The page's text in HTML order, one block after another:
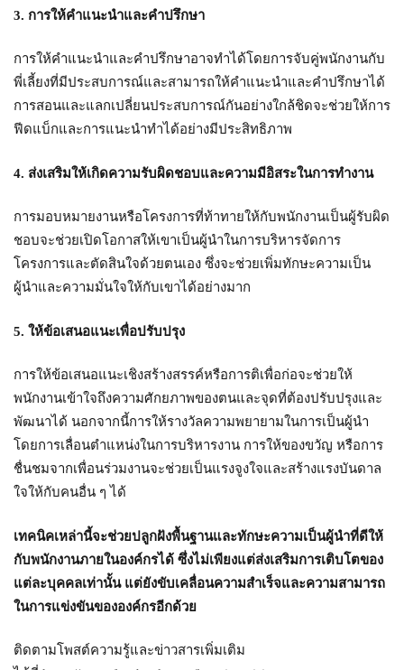
3. การให้คำแนะนำและคำปรึกษา
การให้คำแนะนำและคำปรึกษาอาจทำได้โดยการจับคู่พนักงานกับ
พี่เลี้ยงที่มีประสบการณ์และสามารถให้คำแนะนำและคำปรึกษาได้
การสอนและแลกเปลี่ยนประสบการณ์กันอย่างใกล้ชิดจะช่วยให้การ
ฟีดแบ็กและการแนะนำทำได้อย่างมีประสิทธิภาพ
4. ส่งเสริมให้เกิดความรับผิดชอบและความมีอิสระในการทำงาน
การมอบหมายงานหรือโครงการที่ท้าทายให้กับพนักงานเป็นผู้รับผิด
ชอบจะช่วยเปิดโอกาสให้เขาเป็นผู้นำในการบริหารจัดการ
โครงการและตัดสินใจด้วยตนเอง ซึ่งจะช่วยเพิ่มทักษะความเป็น
ผู้นำและความมั่นใจให้กับเขาได้อย่างมาก
5. ให้ข้อเสนอแนะเพื่อปรับปรุง
การให้ข้อเสนอแนะเชิงสร้างสรรค์หรือการติเพื่อก่อจะช่วยให้
พนักงานเข้าใจถึงความศักยภาพของตนและจุดที่ต้องปรับปรุงและ
พัฒนาได้ นอกจากนี้การให้รางวัลความพยายามในการเป็นผู้นำ
โดยการเลื่อนตำแหน่งในการบริหารงาน การให้ของขวัญ หรือการ
ชื่นชมจากเพื่อนร่วมงานจะช่วยเป็นแรงจูงใจและสร้างแรงบันดาล
ใจให้กับคนอื่น ๆ ได้
เทคนิคเหล่านี้จะช่วยปลูกฝังพื้นฐานและทักษะความเป็นผู้นำที่ดีให้
กับพนักงานภายในองค์กรได้ ซึ่งไม่เพียงแต่ส่งเสริมการเติบโตของ
แต่ละบุคคลเท่านั้น แต่ยังขับเคลื่อนความสำเร็จและความสามารถ
ในการแข่งขันขององค์กรอีกด้วย
ติดตามโพสต์ความรู้และข่าวสารเพิ่มเติม